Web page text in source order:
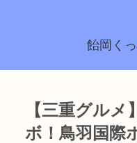
飴岡く
【三重グル
ボ！鳥羽国際